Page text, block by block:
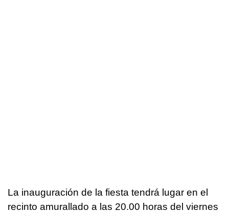
La inauguración de la fiesta tendrá lugar en el
recinto amurallado a las 20.00 horas del viernes